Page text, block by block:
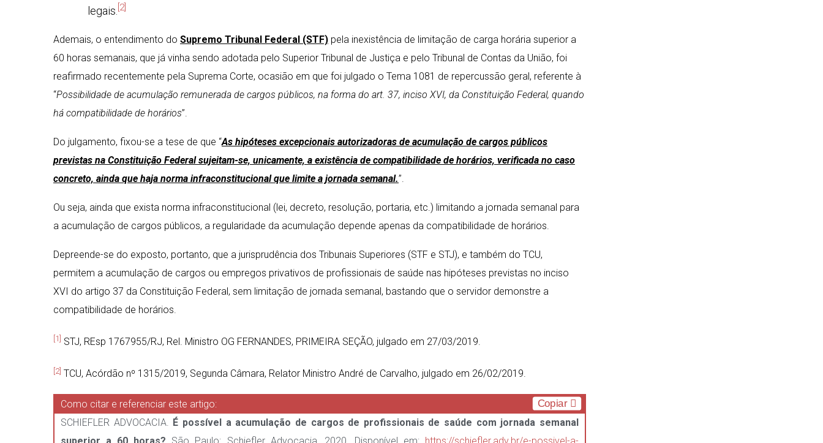
legais. [2]
Ademais, o entendimento do Supremo Tribunal Federal (STF) pela inexistência de limitação de carga horária superior a
60 horas semanais, que já vinha sendo adotada pelo Superior Tribunal de Justiça e pelo Tribunal de Contas da União, foi
reafirmado recentemente pela Suprema Corte, ocasião em que foi julgado o Tema 1081 de repercussão geral, referente à
“Possibilidade de acumulação remunerada de cargos públicos, na forma do art. 37, inciso XVI, da Constituição Federal, quando
há compatibilidade de horários”.
Do julgamento, fixou-se a tese de que “As hipóteses excepcionais autorizadoras de acumulação de cargos públicos
previstas na Constituição Federal sujeitam-se, unicamente, a existência de compatibilidade de horários, verificada no caso
concreto, ainda que haja norma infraconstitucional que limite a jornada semanal.”.
Ou seja, ainda que exista norma infraconstitucional (lei, decreto, resolução, portaria, etc.) limitando a jornada semanal para
a acumulação de cargos públicos, a regularidade da acumulação depende apenas da compatibilidade de horários.
Depreende-se do exposto, portanto, que a jurisprudência dos Tribunais Superiores (STF e STJ), e também do TCU,
permitem a acumulação de cargos ou empregos privativos de profissionais de saúde nas hipóteses previstas no inciso
XVI do artigo 37 da Constituição Federal, sem limitação de jornada semanal, bastando que o servidor demonstre a
compatibilidade de horários.
[1] STJ, REsp 1767955/RJ, Rel. Ministro OG FERNANDES, PRIMEIRA SEÇÃO, julgado em 27/03/2019.
[2] TCU, Acórdão nº 1315/2019, Segunda Câmara, Relator Ministro André de Carvalho, julgado em 26/02/2019.
Como citar e referenciar este artigo: Copiar
SCHIEFLER ADVOCACIA. É possível a acumulação de cargos de profissionais de saúde com jornada semanal
superior a 60 horas? São Paulo: Schiefler Advocacia, 2020. Disponível em: https://schiefler.adv.br/e-possivel-a-